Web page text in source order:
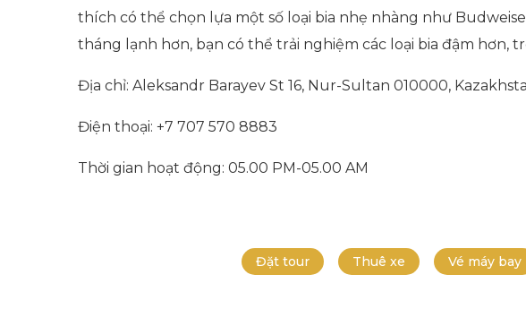
thích có thể chọn lựa một số loại bia nhẹ nhàng như
tháng lạnh hơn, bạn có thể trải nghiệm các loại bia đậm hơn,
Địa chỉ: Aleksandr Barayev St 16, Nur-Sultan 010000,
Điện thoại: +7 707 570 8883
Thời gian hoạt động: 05.00 PM-05.00 AM
Đặt tour Thuê xe Vé máy bay